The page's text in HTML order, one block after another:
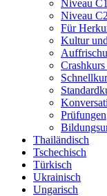
Niveau C1
Niveau C2
Für
Kultur
Prüfungen
Thailändisch
Tschechisch
Türkisch
Ukrainisch
Ungarisch